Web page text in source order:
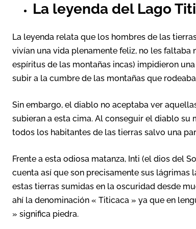
La leyenda del Lago
La leyenda relata que los hombres de las
vivían una vida plenamente feliz, no les faltaba
espíritus de las montañas incas) impidieron
subir a la cumbre de las montañas que
Sin embargo, el diablo no aceptaba ver
subieran a esta cima. Al conseguir el diablo
todos los habitantes de las tierras salvo una
Frente a esta odiosa matanza, Inti (el dios del
cuenta así que son precisamente sus lágrimas
estas tierras sumidas en la oscuridad desde
ahí la denominación « Titicaca » ya que en
» significa piedra.